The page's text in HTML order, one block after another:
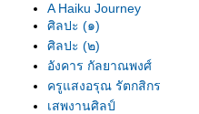
A Haiku Journey
ศิลปะ (๑)
ศิลปะ (๒)
อังคาร กัลยาณพงศ์
ครูแสงอรุณ รัตกสิกร
เสพงานศิลป์